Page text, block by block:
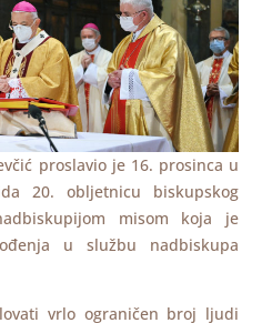
proslavio je 16. prosinca u
20. obljetnicu biskupskog
misom koja je
u službu nadbiskupa
vrlo ograničen broj ljudi